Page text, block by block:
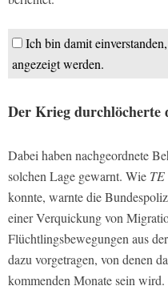
Ich bin damit
angezeigt werden.
Der Krieg durchlöcherte
Dabei haben nachgeordnete
solchen Lage gewarnt. Wie TE
konnte, warnte die
einer Verquickung von
Flüchtlingsbewegungen aus
dazu vorgetragen, von denen
kommenden Monate sein